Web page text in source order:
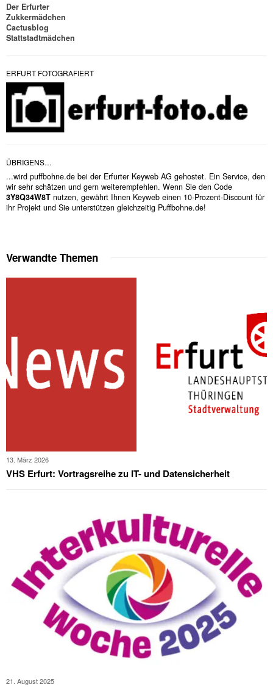
Der Erfurter
Zukkermädchen
Cactusblog
Stattstadtmädchen
ERFURT FOTOGRAFIERT
ÜBRIGENS…
...wird puffbohne.de bei der Erfurter Keyweb AG gehostet. Ein Service, den
wir sehr schätzen und gern weiterempfehlen. Wenn Sie den Code
3Y8Q34W8T nutzen, gewährt Ihnen Keyweb einen 10-Prozent-Discount für
ihr Projekt und Sie unterstützen gleichzeitig Puffbohne.de!
Verwandte Themen
13. März 2026
VHS Erfurt: Vortragsreihe zu IT- und Datensicherheit
21. August 2025